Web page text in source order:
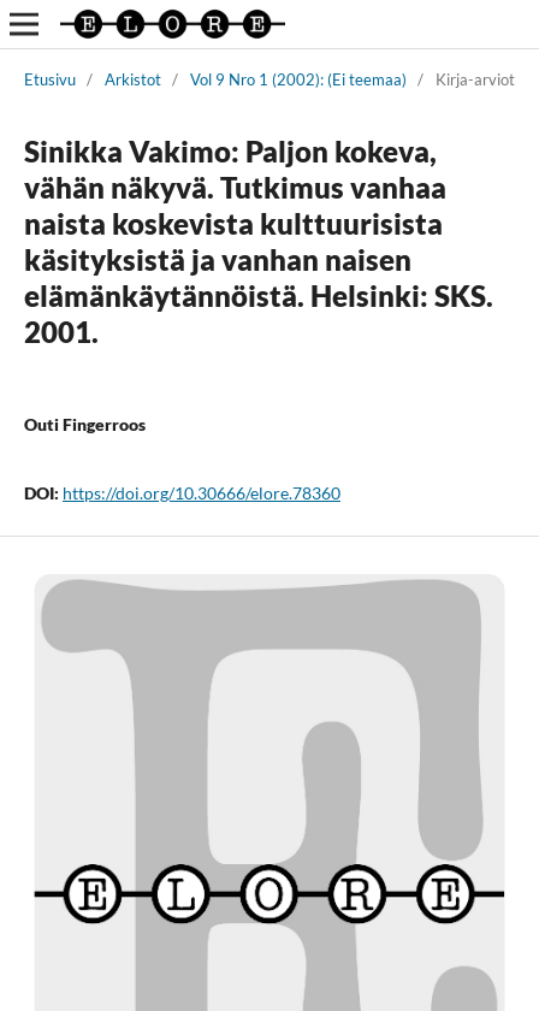
Etusivu / Arkistot / Vol 9 Nro 1 (2002): (Ei teemaa) / Kirja-arviot
Sinikka Vakimo: Paljon kokeva,
vähän näkyvä. Tutkimus vanhaa
naista koskevista kulttuurisista
käsityksistä ja vanhan naisen
elämänkäytännöistä. Helsinki: SKS.
2001.
Outi Fingerroos
DOI: https://doi.org/10.30666/elore.78360